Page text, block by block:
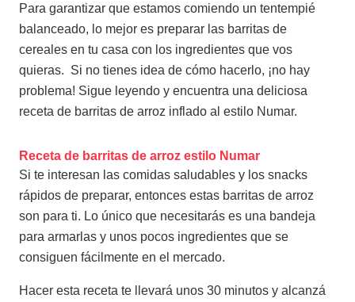
Para garantizar que estamos comiendo un tentempié
balanceado, lo mejor es preparar las barritas de
cereales en tu casa con los ingredientes que vos
quieras. Si no tienes idea de cómo hacerlo, ¡no hay
problema! Sigue leyendo y encuentra una deliciosa
receta de barritas de arroz inflado al estilo Numar.
Receta de barritas de arroz estilo Numar
Si te interesan las comidas saludables y los snacks
rápidos de preparar, entonces estas barritas de arroz
son para ti. Lo único que necesitarás es una bandeja
para armarlas y unos pocos ingredientes que se
consiguen fácilmente en el mercado.
Hacer esta receta te llevará unos 30 minutos y alcanzá